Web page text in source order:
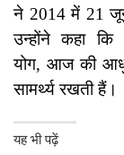
ने 2014 में 21 जून
उन्होंने कहा कि
योग, आज की
सामर्थ्य रखती हैं।
यह भी पढ़ें